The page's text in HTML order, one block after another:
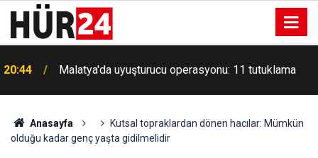
20:44 Malatya'da uyuşturucu operasyonu: 11 tutuklama
20:34
gürültülü sağanak uyarısı
Anasayfa
Kutsal topraklardan dönen hacılar: Mümkün
olduğu kadar genç yaşta gidilmelidir